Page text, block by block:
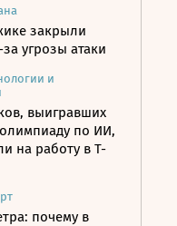
закрыли
угрозы атаки
и
выигравших
по ИИ,
на работу в Т-
почему в